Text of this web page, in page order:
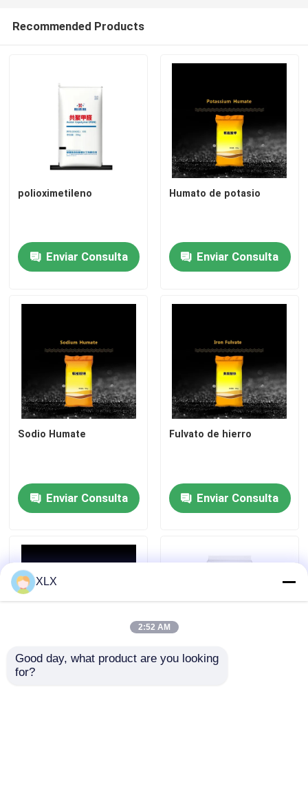
Recommended Products
polioximetileno
Enviar Consulta
Humato de potasio
Enviar Consulta
Sodio Humate
Enviar Consulta
Fulvato de hierro
Enviar Consulta
Fulbato de potasio de
XLX
2:52 AM
Good day, what product are you looking
for?